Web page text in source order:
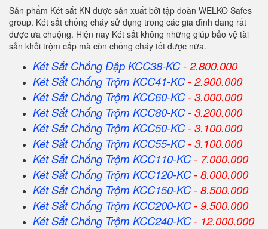
Sản phẩm Két sắt KN được sản xuất bởi tập đoàn WELKO Safes
group. Két sắt chống cháy sử dụng trong các gia đình đang rất
được ưa chuộng. Hiện nay Két sắt không những giúp bảo vệ tài
sản khỏi trộm cắp mà còn chống cháy tốt được nữa.
Két Sắt Chống Đập KCC38-KC- 2.800.000
Két Sắt Chống Trộm KCC41-KC- 2.900.000
Két Sắt Chống Trộm KCC60-KC- 3.000.000
Két Sắt Chống Trộm KCC80-KC- 3.200.000
Két Sắt Chống Trộm KCC50-KC- 3.100.000
Két Sắt Chống Trộm KCC55-KC- 3.100.000
Két Sắt Chống Trộm KCC110-KC- 7.000.000
Két Sắt Chống Trộm KCC120-KC- 8.000.000
Két Sắt Chống Trộm KCC150-KC- 8.500.000
Két Sắt Chống Trộm KCC200-KC- 9.500.000
Két Sắt Chống Trộm KCC240-KC- 12.000.000